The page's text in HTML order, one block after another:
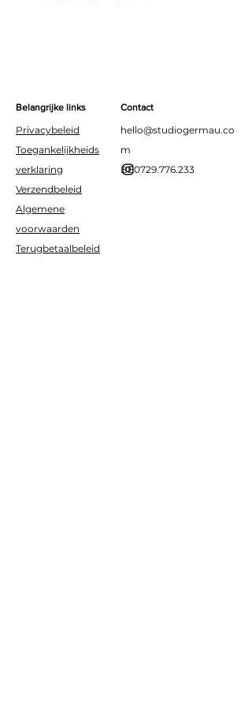
Belangrijke links
Privacybeleid
Toegankelijkheids
verklaring
Verzendbeleid
Algemene
voorwaarden
Terugbetaalbeleid
Contact
hello@studiogermau.co
m
BE0729.776.233